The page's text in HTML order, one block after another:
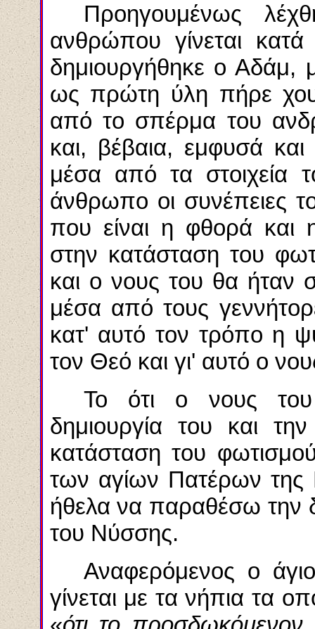
Προηγουμένως
ανθρώπου γίνεται
δημιουργήθηκε ο Αδάμ,
ως πρώτη ύλη πήρε
από το σπέρμα του
και, βέβαια, εμφυσά
μέσα από τα στοιχεία
άνθρωπο οι συνέπειες
που είναι η φθορά και
στην κατάσταση του
και ο νους του θα ήταν
μέσα από τους
κατ' αυτό τον τρόπο η
τον Θεό και γι' αυτό ο
Το ότι ο νους
δημιουργία του και
κατάσταση του
των αγίων Πατέρων της
ήθελα να παραθέσω την
του Νύσσης.
Αναφερόμενος ο
γίνεται με τα νήπια τα